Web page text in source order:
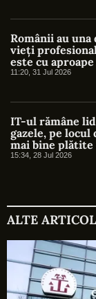
Românii au
vieți
este cu
europeană
11:20, 31 Jul 2026
IT-ul rămâne
gazele, pe
mai bine
15:34, 28 Jul 2026
ALTE